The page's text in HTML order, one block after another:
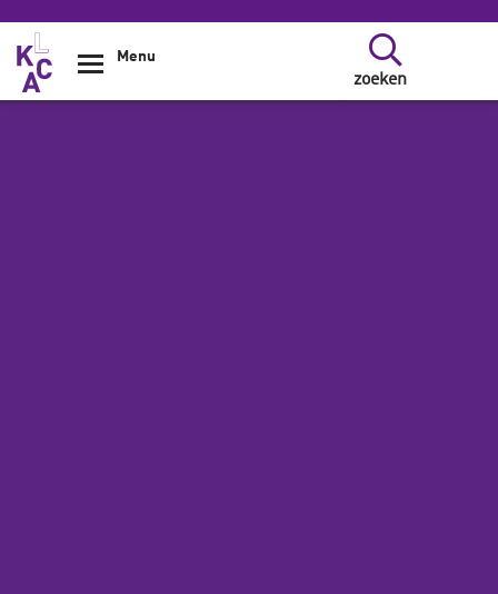
Overslaan en naar de inhoud gaan
zoeken
Menu